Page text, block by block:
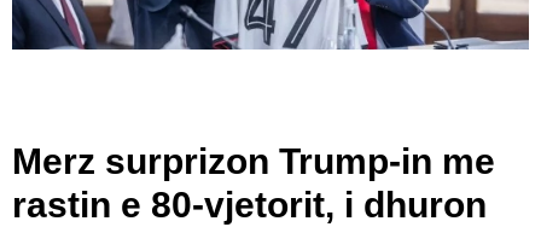
​Merz surprizon Trump-in me
rastin e 80-vjetorit, i dhuron